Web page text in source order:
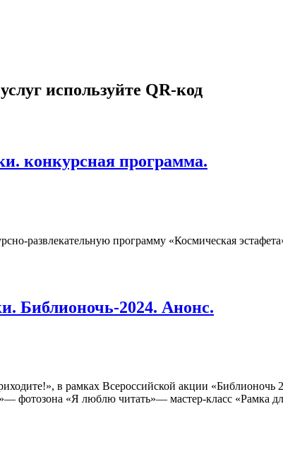
используйте QR-код
конкурсная программа.
развлекательную программу «Космическая
Библионочь-2024. Анонс.
в рамках Всероссийской акции
фотозона «Я люблю читать»— мастер-класс «Рамка